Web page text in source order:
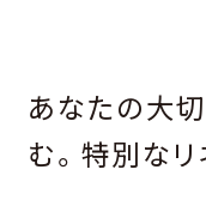
あなたの大
む。特別なリ